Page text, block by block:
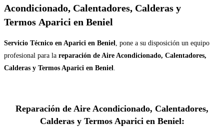
Acondicionado, Calentadores, Calderas y
Termos Aparici en Beniel
Servicio Técnico en Aparici en Beniel, pone a su disposición un equipo
profesional para la reparación de Aire Acondicionado, Calentadores,
Calderas y Termos Aparici en Beniel.
Reparación de Aire Acondicionado, Calentadores,
Calderas y Termos Aparici en Beniel: